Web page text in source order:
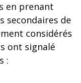
en prenant
secondaires de
considérés
ont signalé
: